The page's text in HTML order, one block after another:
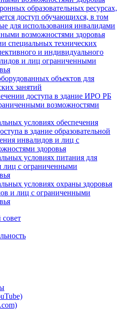
образовательных ресурсах,
доступ обучающихся, в том
для использования инвалидами
возможностями здоровья
специальных технических
и индивидуального
и лиц ограниченными
объектов для
занятий
доступа в здание ИРО РБ
возможностями
условиях обеспечения
в здание образовательной
инвалидов и лиц с
здоровья
условиях питания для
лиц с ограниченными
условиях охраны здоровья
и лиц с ограниченными